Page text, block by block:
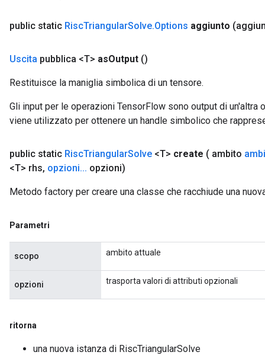
public static RiscTriangularSolve.Options aggiunto
Uscita pubblica <T> asOutput ()
Restituisce la maniglia simbolica di un tensore.
Gli input per le operazioni TensorFlow sono output di un'altra
viene utilizzato per ottenere un handle simbolico che
public static RiscTriangularSolve <T> create ( ambito
<T> rhs, opzioni... opzioni)
Metodo factory per creare una classe che racchiude una
Parametri
scopo ambito attuale
opzioni trasporta valori di attributi opzionali
ritorna
una nuova istanza di RiscTriangularSolve